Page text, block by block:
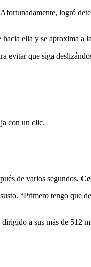
logró
ella y se aproxima a
evitar que siga
con un clic.
de varios segundos,
“Primero tengo que
a sus más de 512